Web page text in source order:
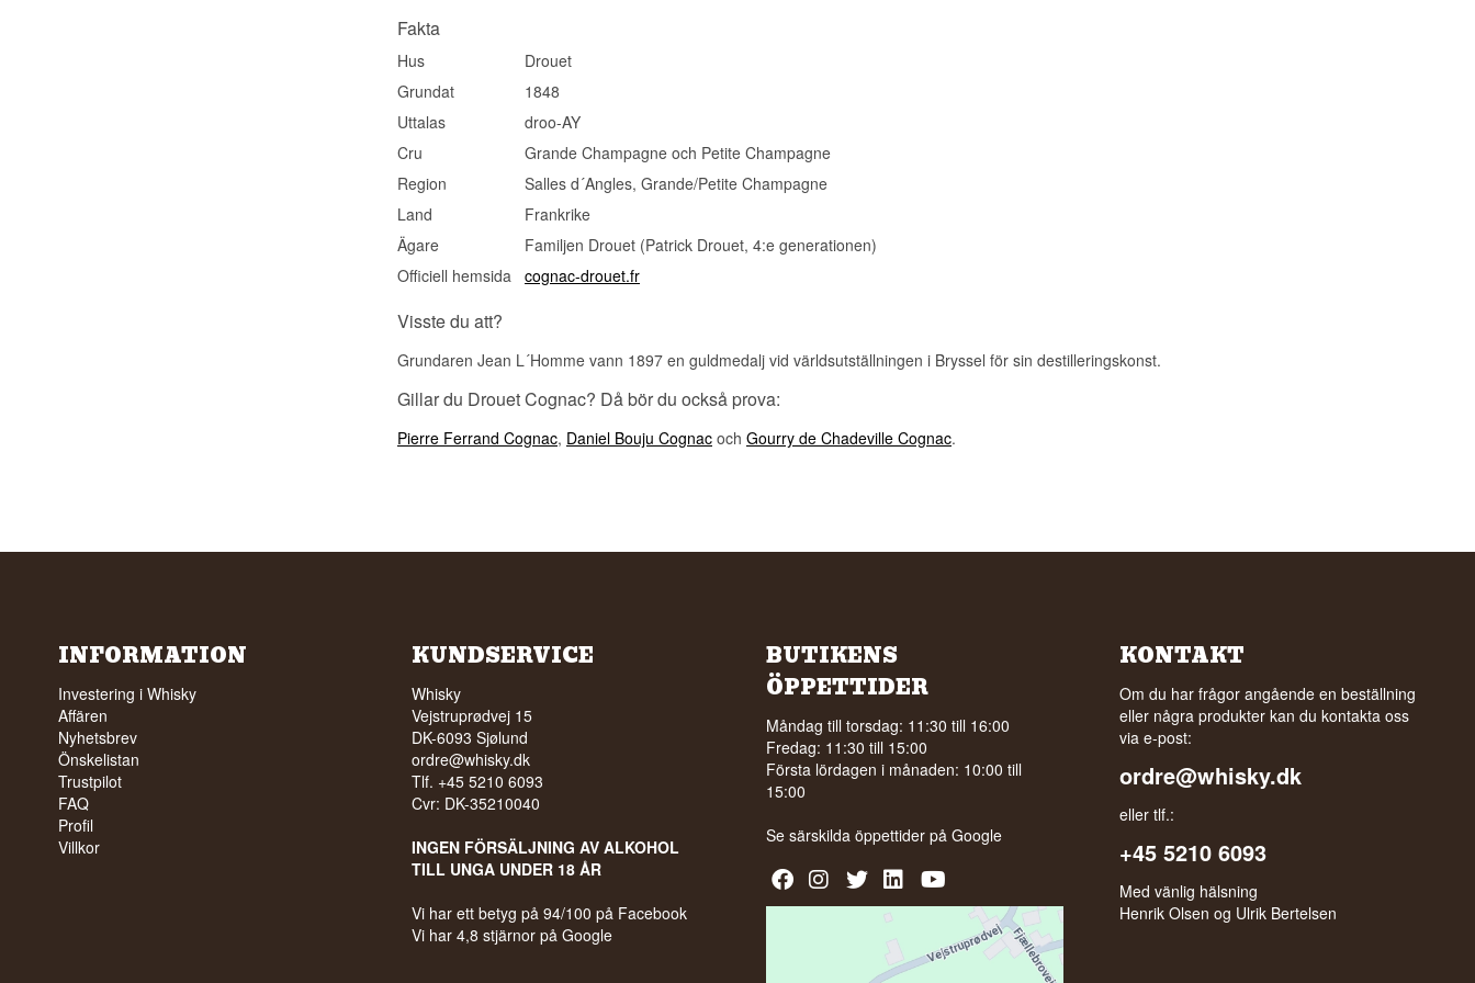
Fakta
Hus
Drouet
Grundat
1848
Uttalas
droo-AY
Cru
Grande Champagne och Petite Champagne
Region
Salles d´Angles, Grande/Petite Champagne
Land
Frankrike
Ägare
Familjen Drouet (Patrick Drouet, 4:e generationen)
Officiell hemsida
cognac-drouet.fr
Visste du att?
Grundaren Jean L´Homme vann 1897 en guldmedalj vid världsutställningen i Bryssel för sin destilleringskonst.
Gillar du Drouet Cognac? Då bör du också prova:
Pierre Ferrand Cognac, Daniel Bouju Cognac och Gourry de Chadeville Cognac.
INFORMATION
Investering i Whisky
Affären
Nyhetsbrev
Önskelistan
Trustpilot
FAQ
Profil
Villkor
KUNDSERVICE
Whisky
Vejstruprødvej 15
DK-6093 Sjølund
ordre@whisky.dk
Tlf. +45 5210 6093
Cvr: DK-35210040
INGEN FÖRSÄLJNING AV ALKOHOL
TILL UNGA UNDER 18 ÅR
Vi har ett betyg på 94/100 på Facebook
Vi har 4,8 stjärnor på Google
BUTIKENS
ÖPPETTIDER
Måndag till torsdag: 11:30 till 16:00
Fredag: 11:30 till 15:00
Första lördagen i månaden: 10:00 till
15:00
Se särskilda öppettider på Google
KONTAKT
Om du har frågor angående en beställning
eller några produkter kan du kontakta oss
via e-post:
ordre@whisky.dk
eller tlf.:
+45 5210 6093
Med vänlig hälsning
Henrik Olsen og Ulrik Bertelsen